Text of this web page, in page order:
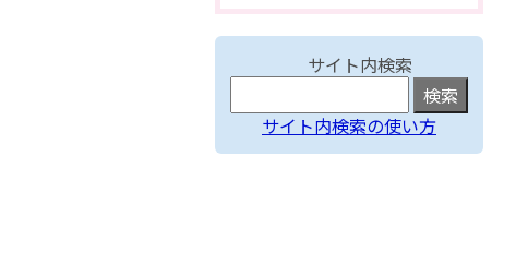
サイト内検索
サイト内検索の使い方